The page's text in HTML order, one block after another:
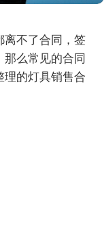
离不了合同，签
么常见的合同
理的灯具销售合